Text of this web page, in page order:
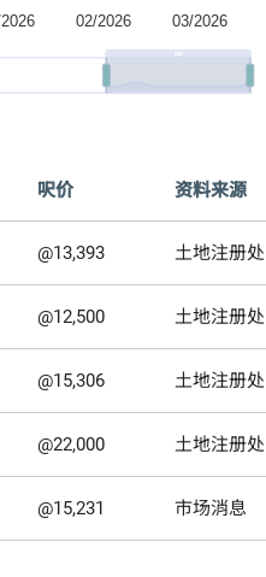
呎价 资料来源
@13,393 土地注册处
@12,500 土地注册处
@15,306 土地注册处
@22,000 土地注册处
@15,231 市场消息